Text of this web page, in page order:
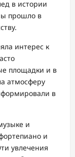
в истории
прошло в
интерес к
площадки и в
атмосферу
в
и
и
увлечения